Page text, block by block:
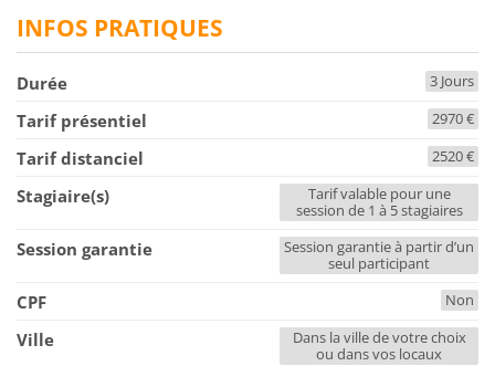
INFOS PRATIQUES
Durée 3 Jours
Tarif présentiel 2970 €
Tarif distanciel 2520 €
Stagiaire(s)
Tarif valable pour une
session de 1 à 5 stagiaires
Session garantie
Session garantie à partir d’un
seul participant
CPF Non
Ville
Dans la ville de votre choix
ou dans vos locaux